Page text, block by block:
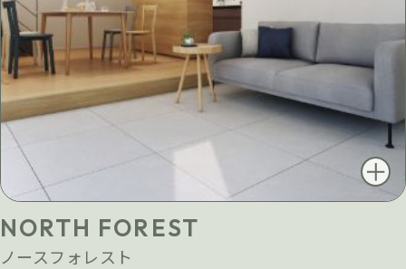
NORTH FOREST
ノースフォレスト